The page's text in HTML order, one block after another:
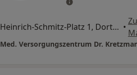
Heinrich-Schmitz-Platz 1, Dortmund •
Med. Versorgungszentrum Dr.